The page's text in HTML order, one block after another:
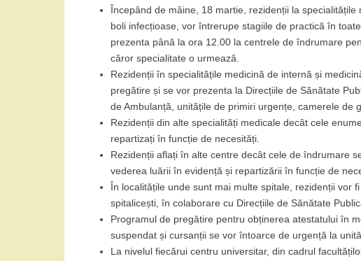
Începând de mâine, 18 martie, rezidenții la
boli infecțioase, vor întrerupe stagiile de practică în
prezenta până la ora 12.00 la centrele de îndrumare
căror specialitate o urmează.
Rezidenții în specialitățile medicină de internă și
pregătire și se vor prezenta la Direcțiile de Sănătate
de Ambulanță, unitățile de primiri urgențe, camerele de
Rezidenții din alte specialități medicale decât cele
repartizați în funcție de necesități.
Rezidenții aflați în alte centre decât cele de îndrumare
vederea luării în evidență și repartizării în funcție de
În localitățile unde sunt mai multe spitale, rezidenții vor
spitalicești, în colaborare cu Direcțiile de Sănătate
Programul de pregătire pentru obținerea atestatului în
suspendat și cursanții se vor întoarce de urgență la
La nivelul fiecărui centru universitar, din cadrul